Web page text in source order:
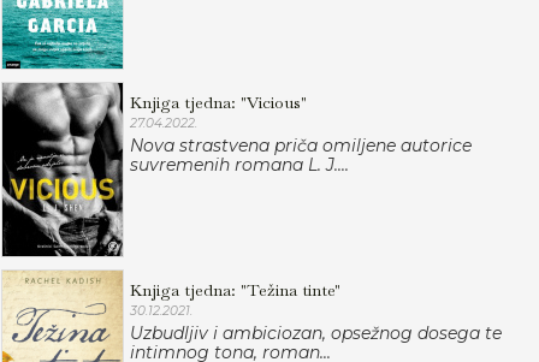
Knjiga tjedna: "Vicious"
27.04.2022.
Nova strastvena priča omiljene autorice
suvremenih romana L. J....
Knjiga tjedna: "Težina tinte"
30.12.2021.
Uzbudljiv i ambiciozan, opsežnog dosega te
intimnog tona, roman...